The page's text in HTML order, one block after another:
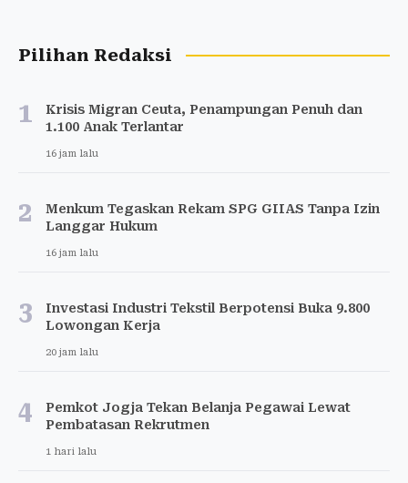
Pilihan Redaksi
1
Krisis Migran Ceuta, Penampungan Penuh dan
1.100 Anak Terlantar
16 jam lalu
2
Menkum Tegaskan Rekam SPG GIIAS Tanpa Izin
Langgar Hukum
16 jam lalu
3
Investasi Industri Tekstil Berpotensi Buka 9.800
Lowongan Kerja
20 jam lalu
4
Pemkot Jogja Tekan Belanja Pegawai Lewat
Pembatasan Rekrutmen
1 hari lalu